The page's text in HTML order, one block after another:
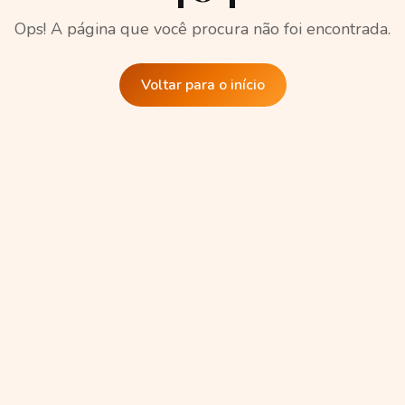
Ops! A página que você procura não foi encontrada.
Voltar para o início